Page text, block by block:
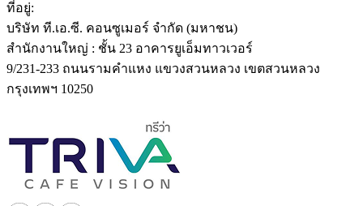
ที่อยู่:
บริษัท ที.เอ.ซี. คอนซูเมอร์ จำกัด (มหาชน)
สำนักงานใหญ่ : ชั้น 23 อาคารยูเอ็มทาวเวอร์
9/231-233 ถนนรามคำแหง แขวงสวนหลวง เขตสวนหลวง
กรุงเทพฯ 10250